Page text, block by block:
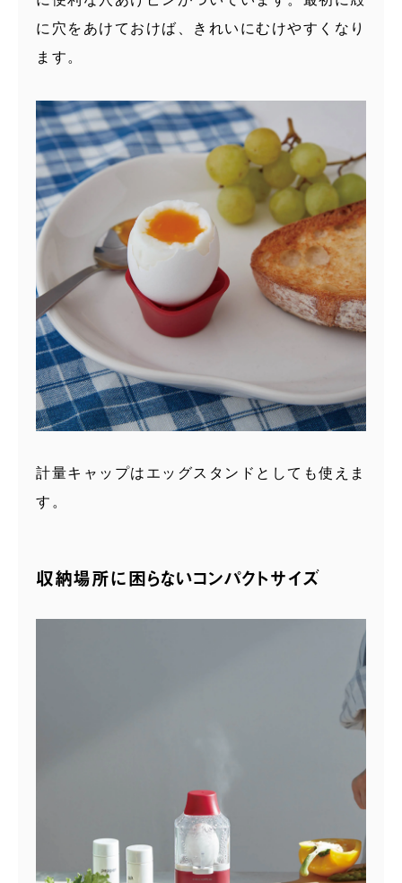
に穴をあけておけば、きれいにむけやすくなり
ます。
計量キャップはエッグスタンドとしても使えま
す。
収納場所に困らないコンパクトサイズ